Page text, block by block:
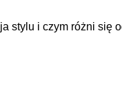
stylu i czym różni się